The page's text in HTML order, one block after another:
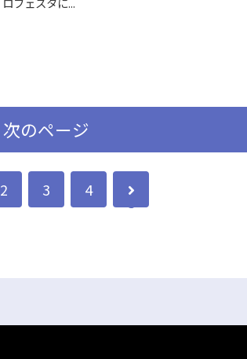
次のページ
2 3 4